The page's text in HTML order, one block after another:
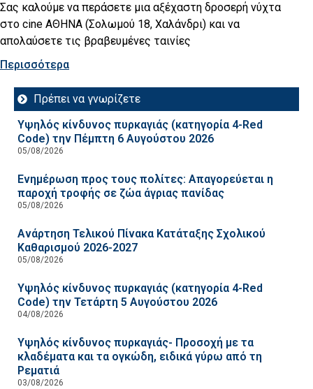
Σας καλούμε να περάσετε μια αξέχαστη δροσερή νύχτα
στο cine ΑΘΗΝΑ (Σολωμού 18, Χαλάνδρι) και να
απολαύσετε τις βραβευμένες ταινίες
Περισσότερα
Πρέπει να γνωρίζετε
Υψηλός κίνδυνος πυρκαγιάς (κατηγορία 4-Red
Code) την Πέμπτη 6 Αυγούστου 2026
05/08/2026
Ενημέρωση προς τους πολίτες: Απαγορεύεται η
παροχή τροφής σε ζώα άγριας πανίδας
05/08/2026
Ανάρτηση Τελικού Πίνακα Κατάταξης Σχολικού
Καθαρισμού 2026-2027
05/08/2026
Υψηλός κίνδυνος πυρκαγιάς (κατηγορία 4-Red
Code) την Τετάρτη 5 Αυγούστου 2026
04/08/2026
Υψηλός κίνδυνος πυρκαγιάς- Προσοχή με τα
κλαδέματα και τα ογκώδη, ειδικά γύρω από τη
Ρεματιά
03/08/2026